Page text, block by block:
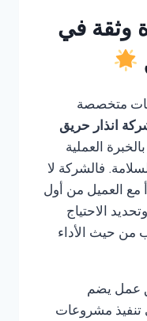
وثقة في
متخصصة
انذار حريق
العملية
فالشركة لا
مع العميل من أول
الاحتياج
من حيث الأداء
عمل يضم
تنفيذ مشروعات